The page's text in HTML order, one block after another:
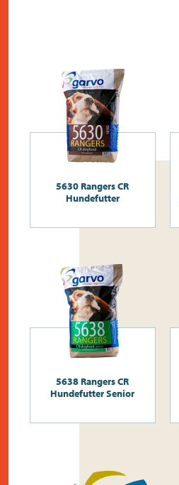
5630 Rangers CR
Hundefutter
5638 Rangers CR
Hundefutter Senior